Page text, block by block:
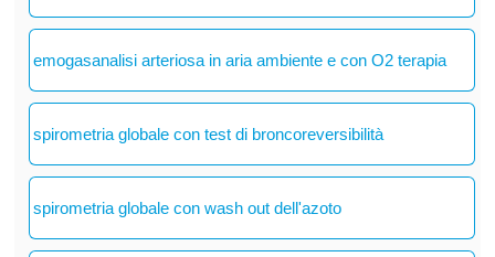
emogasanalisi arteriosa in aria ambiente e con O2 terapia
spirometria globale con test di broncoreversibilità
spirometria globale con wash out dell'azoto